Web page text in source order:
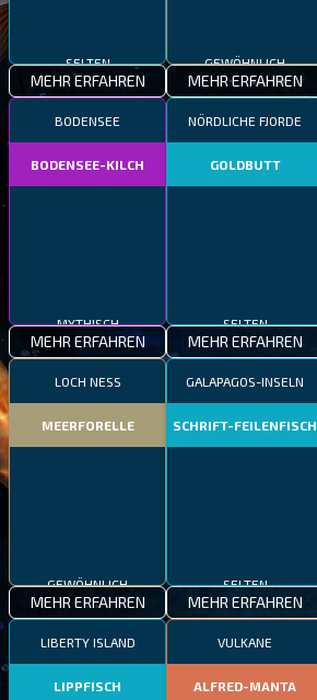
SELTEN
MEHR ERFAHREN
GEWÖHNLICH
MEHR ERFAHREN
BODENSEE
BODENSEE-KILCH
MYTHISCH
MEHR ERFAHREN
NÖRDLICHE FJORDE
GOLDBUTT
SELTEN
MEHR ERFAHREN
LOCH NESS
MEERFORELLE
GEWÖHNLICH
MEHR ERFAHREN
GALAPAGOS-INSELN
SCHRIFT-FEILENFISCH
SELTEN
MEHR ERFAHREN
LIBERTY ISLAND
LIPPFISCH
VULKANE
ALFRED-MANTA